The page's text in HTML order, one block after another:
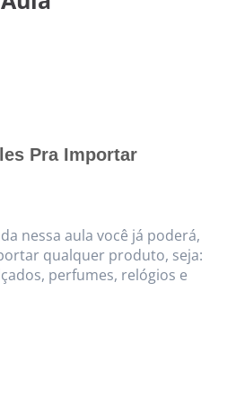
Pra Importar
nessa aula você já poderá,
qualquer produto, seja:
perfumes, relógios e